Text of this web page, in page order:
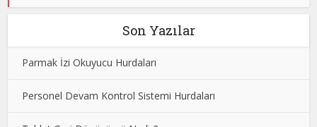
Son Yazılar
Parmak İzi Okuyucu Hurdaları
Personel Devam Kontrol Sistemi Hurdaları